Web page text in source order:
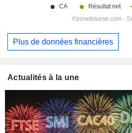
Plus de données financières
Actualités à la une